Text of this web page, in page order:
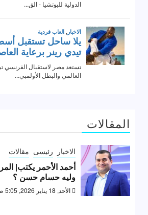
المقالات
الاخبار رئيسى مقالات
أحمد الأحمر يكتب|
وليه حسام حسن ؟
الأحد, 18 يناير 2026, 5:05 ص